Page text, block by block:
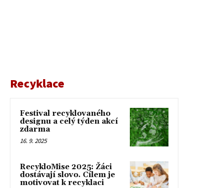
Recyklace
Festival recyklovaného
designu a celý týden akcí
zdarma
16. 9. 2025
RecykloMise 2025: Žáci
dostávají slovo. Cílem je
motivovat k recyklaci